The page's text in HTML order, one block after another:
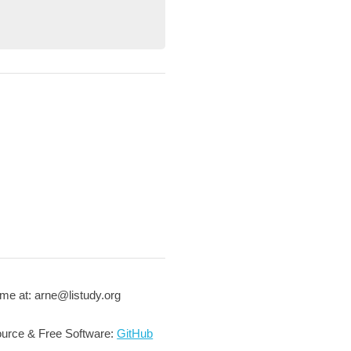
at: arne@listudy.org
& Free Software:GitHub